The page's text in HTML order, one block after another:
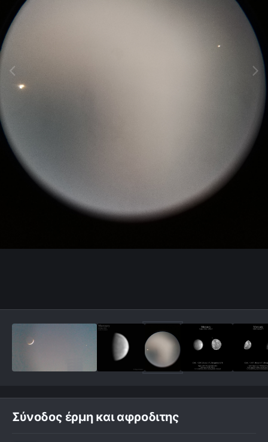
Σύνοδος έρμη και αφροδιτης